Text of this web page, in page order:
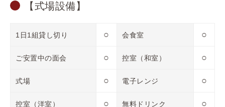
【式場設備】
1日1組貸し切り ○ 会食室 ○
ご安置中の面会 ○ 控室（和室） ○
式場 ○ 電子レンジ ○
控室（洋室） ○ 無料ドリンク ○